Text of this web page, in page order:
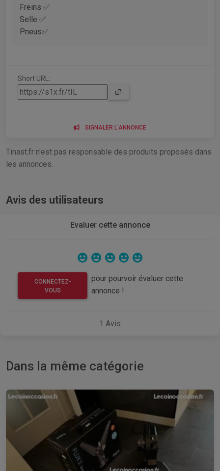
Freins ✅
Selle ✅
Pneus✅
Short URL:
SIGNALER L'ANNONCE
Tinast.fr n'est pas responsable des produits proposés dans
les annonces.
Avis des utilisateurs
Evaluer cette annonce
CONNECTEZ-
VOUS
pour pourvoir évaluer cette
annonce !
1 Avis
Dans la même catégorie